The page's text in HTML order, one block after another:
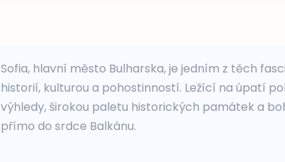
Sofia, hlavní město Bulharska, je jedním z těch
historií, kulturou a pohostinností. Ležící na úpatí
výhledy, širokou paletu historických památek a
přímo do srdce Balkánu.